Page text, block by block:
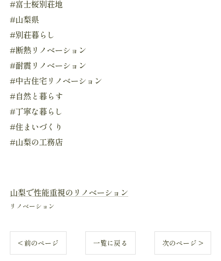
#富士桜別荘地
#山梨県
#別荘暮らし
#断熱リノベーション
#耐震リノベーション
#中古住宅リノベーション
#自然と暮らす
#丁寧な暮らし
#住まいづくり
#山梨の工務店
山梨で性能重視のリノベーション
リノベーション
< 前のページ 一覧に戻る 次のページ >